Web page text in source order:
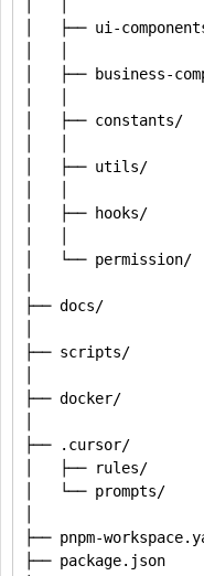
│   ├── ui-
│   ├── business-
│   ├──
│   ├── utils/
│   ├── hooks/
│   └──
├── docs/
├── scripts/
├── docker/
├── .cursor/
│   ├── rules/
│   └── prompts/
├── pnpm-
├── package.json